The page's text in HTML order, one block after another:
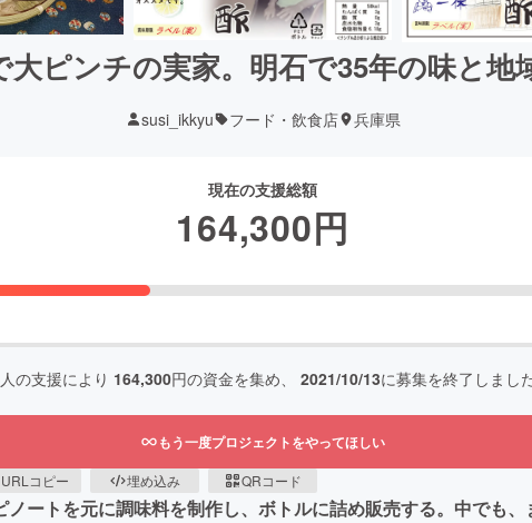
ピンチの実家。明石で35年の味と地
susi_ikkyu フード・飲食店 兵庫県
現在の支援総額
164,300円
人の支援により 164,300円の資金を集め、 2021/10/13に募集を終了しまし
もう一度プロジェクトをやってほしい
URLコピー 埋め込み QRコード
ートを元に調味料を制作し、ボトルに詰め販売する。中でも